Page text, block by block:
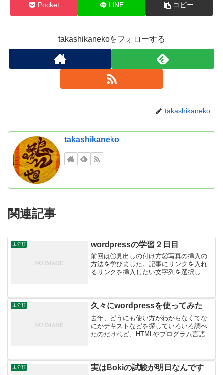
Pocket LINE コピー
takashikanekoをフォローする
takashikaneko
takashikaneko
関連記事
未分類 wordpressの学習２日目
前回は①見出しの付け方②写真の挿入の
方法を学びました。記事にリンクを入れ
るリンクを挿入したい文字列を選択し
きる小窓が表示される。URLを記し、右
に出る矢印をクリックして...
未分類 久々にwordpressを使ってみた
去年、どうにも使い方がわからなくてな
にかテキストなどを探していろいろ調べ
たのだけれど、HTMLやプログラム言語や
か？慣れて行くしか方法...
未分類 実はBokiの試験が明日なんです